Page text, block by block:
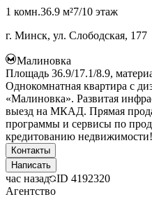
1 комн.36.9 м²7/10 этаж
г. Минск, ул. Слободская, 177
Малиновка
Площадь 36.9/17.1/8.9,
Однокомнатная квартира с
«Малиновка». Развитая
выезд на МКАД. Прямая
программы и сервисы по
кредитованию недвижимости!
Контакты
Написать
час назад ID 4192320
Агентство